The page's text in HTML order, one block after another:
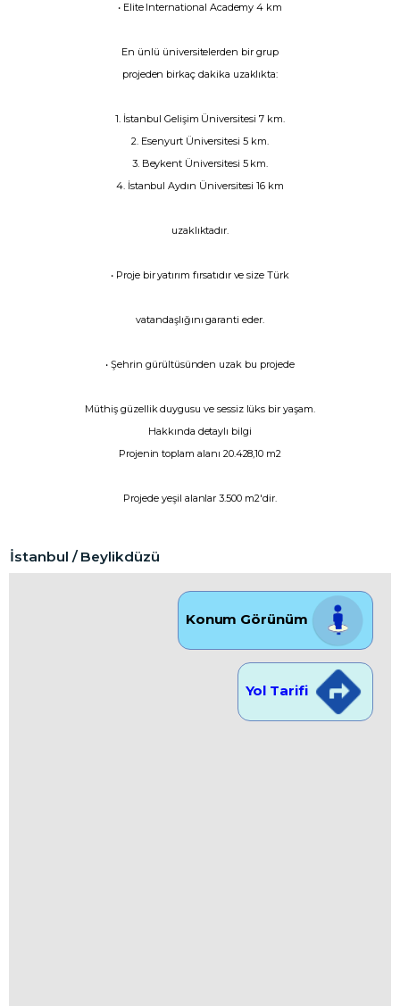
• Elite International Academy 4 km
En ünlü üniversitelerden bir grup
projeden birkaç dakika uzaklıkta:
1. İstanbul Gelişim Üniversitesi 7 km.
2. Esenyurt Üniversitesi 5 km.
3. Beykent Üniversitesi 5 km.
4. İstanbul Aydın Üniversitesi 16 km
uzaklıktadır.
• Proje bir yatırım fırsatıdır ve size Türk
vatandaşlığını garanti eder.
• Şehrin gürültüsünden uzak bu projede
Müthiş güzellik duygusu ve sessiz lüks bir yaşam.
Hakkında detaylı bilgi
Projenin toplam alanı 20.428,10 m2
Projede yeşil alanlar 3.500 m2'dir.
İstanbul / Beylikdüzü
Konum Görünüm
Yol Tarifi